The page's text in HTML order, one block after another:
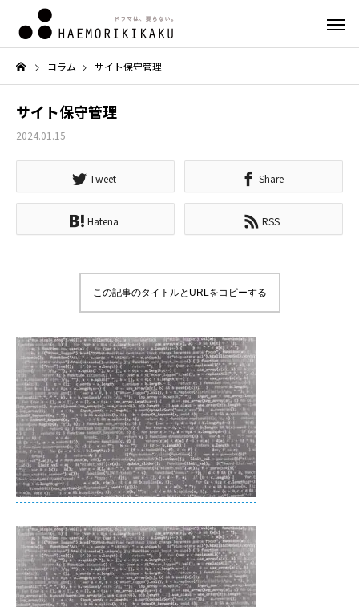
コラム サイト保守管理
サイト保守管理
2024.01.15
Tweet Share
Hatena RSS
この記事のタイトルとURLをコピーする